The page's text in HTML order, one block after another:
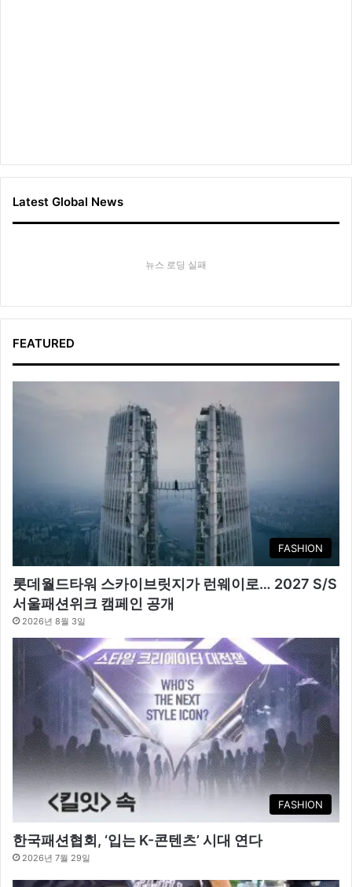
Latest Global News
뉴스 로딩 실패
FEATURED
FASHION
롯데월드타워 스카이브릿지가 런웨이로… 2027 S/S
서울패션위크 캠페인 공개
2026년 8월 3일
FASHION
한국패션협회, ‘입는 K-콘텐츠’ 시대 연다
2026년 7월 29일